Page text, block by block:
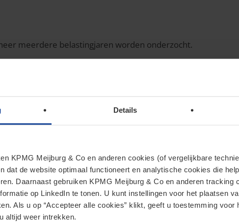
Details
KPMG Meijburg & Co en anderen cookies (of vergelijkbare
dat de website optimaal functioneert en analytische cookies die
Daarnaast gebruiken KPMG Meijburg & Co en anderen tracking
op LinkedIn te tonen. U kunt instellingen voor het plaatsen
Als u op “Accepteer alle cookies” klikt, geeft u toestemming
altijd weer intrekken.
meerdere belastingjaren worden onderzocht.
tijdens een
te verlenen aan een boekenonderzoek. Daarbij
te beoordelen welke informatie moet worden
beoordeling en bewaken dat het onderzoek binnen de
een boekenonderzoek